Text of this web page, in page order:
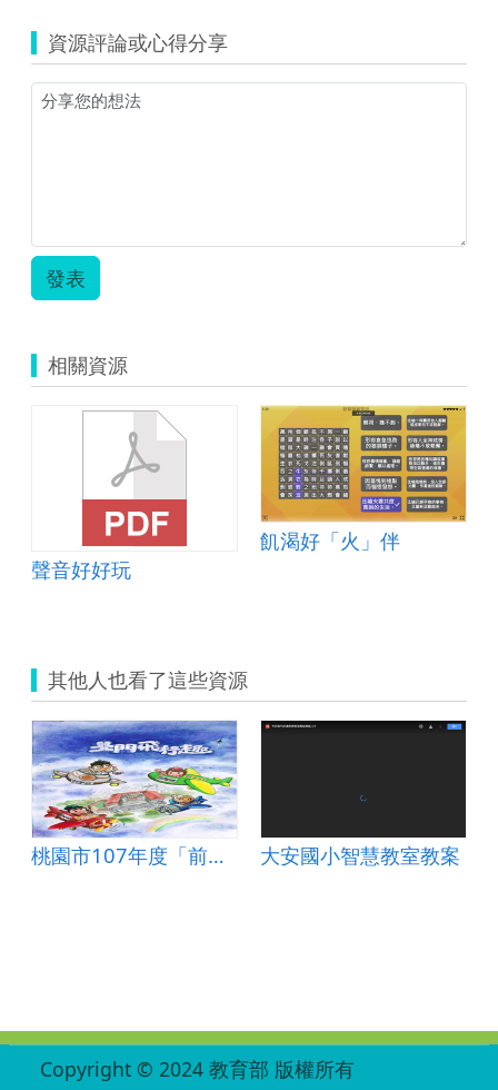
室
教
資源評論或心得分享
發表
相關資源
聲音好好玩
飢渴好「火」伴
其他人也看了這些資源
桃園市107年度「前瞻基礎建設-國民中小學校園數位建設計畫」 之智慧學習教室教案
大安國小智慧教室教案
Copyright © 2024 教育部 版權所有